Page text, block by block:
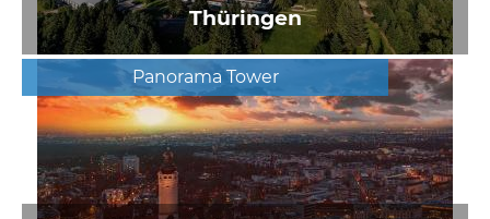
Thüringen
Panorama Tower